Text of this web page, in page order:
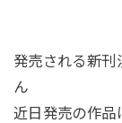
発売される新刊
ん
近日発売の作品